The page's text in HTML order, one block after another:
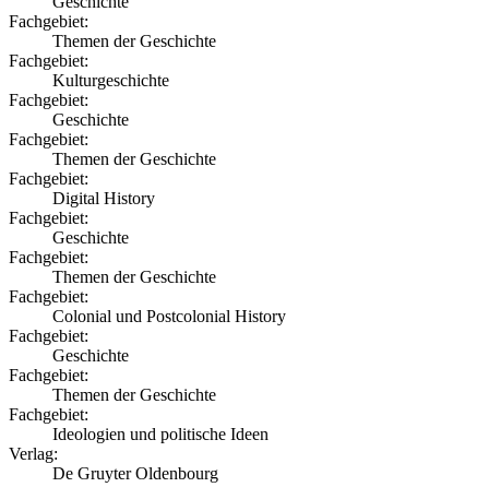
Fachgebiet:
Themen der Geschichte
Fachgebiet:
Kulturgeschichte
Fachgebiet:
Geschichte
Fachgebiet:
Themen der Geschichte
Fachgebiet:
Digital History
Fachgebiet:
Geschichte
Fachgebiet:
Themen der Geschichte
Fachgebiet:
Colonial und Postcolonial History
Fachgebiet:
Geschichte
Fachgebiet:
Themen der Geschichte
Fachgebiet:
Ideologien und politische Ideen
Verlag:
De Gruyter Oldenbourg